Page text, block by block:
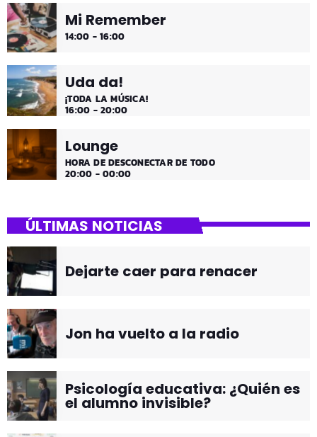
Mi Remember
14:00 - 16:00
Uda da!
¡TODA LA MÚSICA!
16:00 - 20:00
Lounge
HORA DE DESCONECTAR DE TODO
20:00 - 00:00
ÚLTIMAS NOTICIAS
Dejarte caer para renacer
Jon ha vuelto a la radio
Psicología educativa: ¿Quién es
el alumno invisible?